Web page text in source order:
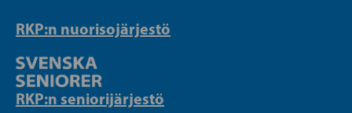
RKP:n nuorisojärjestö
RKP:n seniorijärjestö